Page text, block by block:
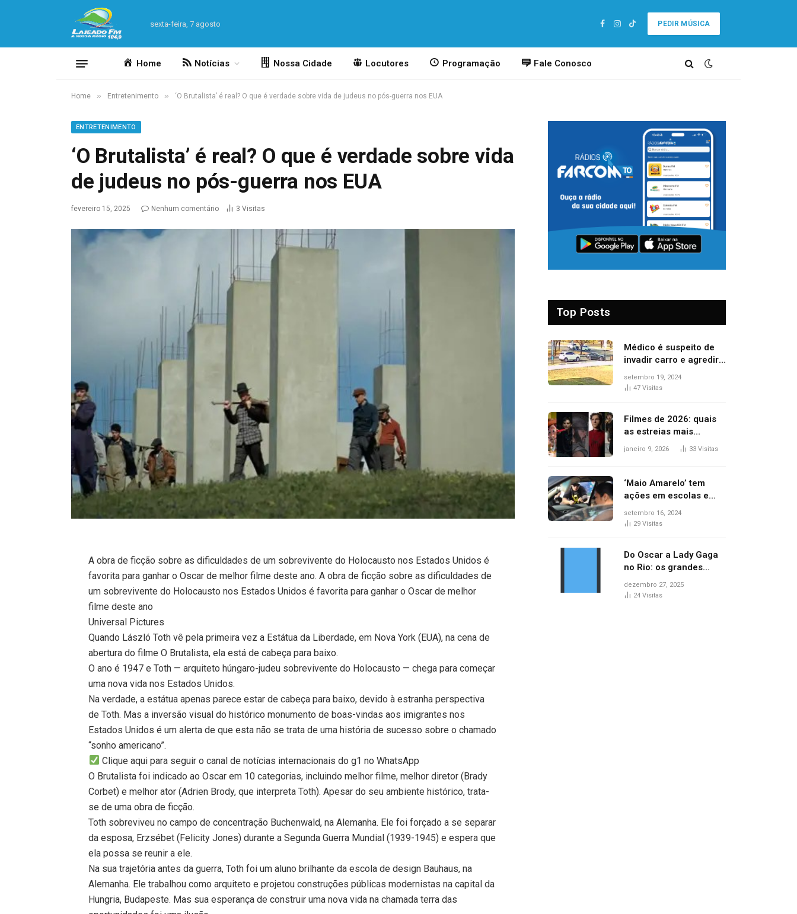
sexta-feira, 7 agosto
Facebook
Instagram
TikTok
PEDIR MÚSICA
Home Notícias Nossa Cidade Locutores Programação Fale Conosco
Home » Entretenimento » ‘O Brutalista’ é real? O que é verdade sobre vida de judeus no pós-guerra nos EUA
ENTRETENIMENTO
‘O Brutalista’ é real? O que é verdade sobre vida
de judeus no pós-guerra nos EUA
fevereiro 15, 2025 Nenhum comentário 3 Visitas
A obra de ficção sobre as dificuldades de um sobrevivente do Holocausto nos Estados Unidos é
favorita para ganhar o Oscar de melhor filme deste ano. A obra de ficção sobre as dificuldades de
um sobrevivente do Holocausto nos Estados Unidos é favorita para ganhar o Oscar de melhor
filme deste ano
Universal Pictures
Quando László Toth vê pela primeira vez a Estátua da Liberdade, em Nova York (EUA), na cena de
abertura do filme O Brutalista, ela está de cabeça para baixo.
O ano é 1947 e Toth — arquiteto húngaro-judeu sobrevivente do Holocausto — chega para começar
uma nova vida nos Estados Unidos.
Na verdade, a estátua apenas parece estar de cabeça para baixo, devido à estranha perspectiva
de Toth. Mas a inversão visual do histórico monumento de boas-vindas aos imigrantes nos
Estados Unidos é um alerta de que esta não se trata de uma história de sucesso sobre o chamado
“sonho americano”.
Clique aqui para seguir o canal de notícias internacionais do g1 no WhatsApp
O Brutalista foi indicado ao Oscar em 10 categorias, incluindo melhor filme, melhor diretor (Brady
Corbet) e melhor ator (Adrien Brody, que interpreta Toth). Apesar do seu ambiente histórico, trata-
se de uma obra de ficção.
Toth sobreviveu no campo de concentração Buchenwald, na Alemanha. Ele foi forçado a se separar
da esposa, Erzsébet (Felicity Jones) durante a Segunda Guerra Mundial (1939-1945) e espera que
ela possa se reunir a ele.
Na sua trajetória antes da guerra, Toth foi um aluno brilhante da escola de design Bauhaus, na
Alemanha. Ele trabalhou como arquiteto e projetou construções públicas modernistas na capital da
Hungria, Budapeste. Mas sua esperança de construir uma nova vida na chamada terra das
Top Posts
Médico é suspeito de
invadir carro e agredir
delegado aposentado
durante confusão no
setembro 19, 2024
47 Visitas
Filmes de 2026: quais
as estreias mais
aguardadas do ano?
janeiro 9, 2026 33 Visitas
‘Maio Amarelo’ tem
ações em escolas e
ruas para prevenir
acidentes no trânsito
setembro 16, 2024
29 Visitas
Do Oscar a Lady Gaga
no Rio: os grandes
marcos da cultura em
2025
dezembro 27, 2025
24 Visitas